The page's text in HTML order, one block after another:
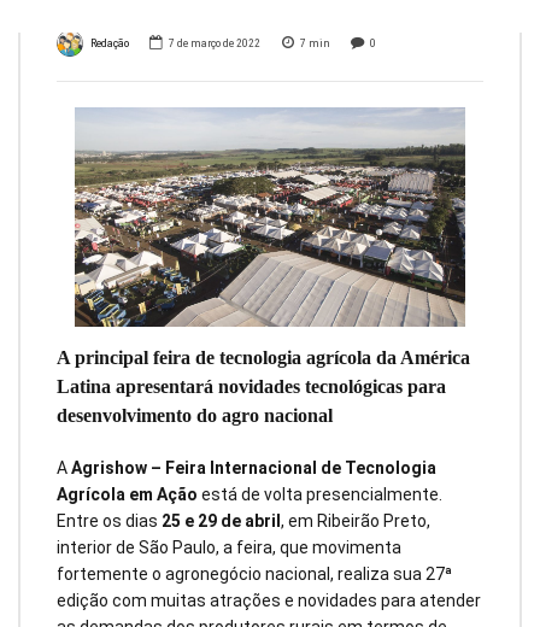
Redação 7 de março de 2022 7 min 0
A principal feira de tecnologia agrícola da América
Latina apresentará novidades tecnológicas para
desenvolvimento do agro nacional
AAgrishow – Feira Internacional de Tecnologia
Agrícola em Ação está de volta presencialmente.
Entre os dias 25 e 29 de abril , em Ribeirão Preto,
interior de São Paulo, a feira, que movimenta
fortemente o agronegócio nacional, realiza sua 27ª
edição com muitas atrações e novidades para atender